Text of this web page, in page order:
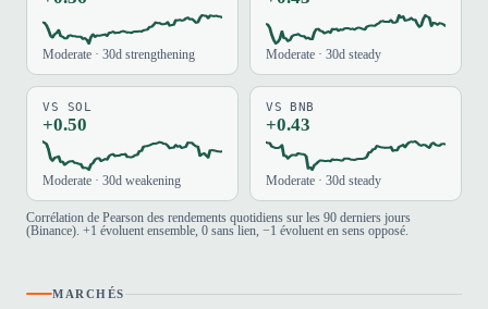
Moderate · 30d strengthening Moderate · 30d steady
VS SOL
+0.50
Moderate · 30d weakening
VS BNB
+0.43
Moderate · 30d steady
Corrélation de Pearson des rendements quotidiens sur les 90 derniers jours
(Binance). +1 évoluent ensemble, 0 sans lien, −1 évoluent en sens opposé.
MARCHÉS